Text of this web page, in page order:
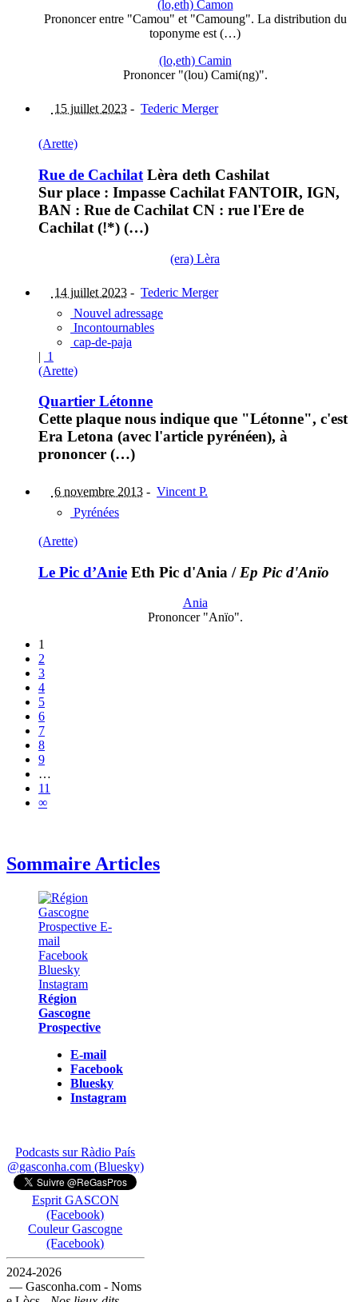
(lo,eth) Camon
Prononcer entre "Camou" et "Camoung". La distribution du
toponyme est (…)
(lo,eth) Camin
Prononcer "(lou) Cami(ng)".
15 juillet 2023 - Tederic Merger
(Arette)
Rue de Cachilat Lèra deth Cashilat
Sur place : Impasse Cachilat FANTOIR, IGN,
BAN : Rue de Cachilat CN : rue l'Ere de
Cachilat (!*) (…)
(era) Lèra
14 juillet 2023 - Tederic Merger
Nouvel adressage
Incontournables
cap-de-paja
| 1
(Arette)
Quartier Létonne
Cette plaque nous indique que "Létonne", c'est
Era Letona (avec l'article pyrénéen), à
prononcer (…)
6 novembre 2013 - Vincent P.
Pyrénées
(Arette)
Le Pic d’Anie Eth Pic d'Ania / Ep Pic d'Anïo
Ania
Prononcer "Anïo".
1
2
3
4
5
6
7
8
9
…
11
∞
Sommaire Articles
Région
Gascogne
Prospective
E-mail
Facebook
Bluesky
Instagram
Podcasts sur Ràdio País
@gasconha.com (Bluesky)
Esprit GASCON
(Facebook)
Couleur Gascogne
(Facebook)
2024-2026
— Gasconha.com - Noms